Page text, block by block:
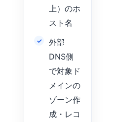
上）のホ
スト名
外部
DNS側
で対象ド
メインの
ゾーン作
成・レコ